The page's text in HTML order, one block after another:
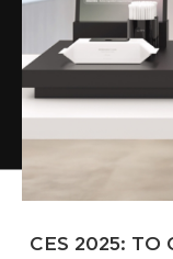
CES 2025: TO